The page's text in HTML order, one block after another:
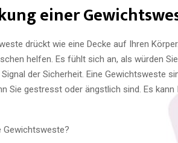
einer
drückt wie eine Decke auf Ihren
helfen. Es fühlt sich an, als würden
der Sicherheit. Eine Gewichtsweste
Sie gestresst oder ängstlich sind. Es